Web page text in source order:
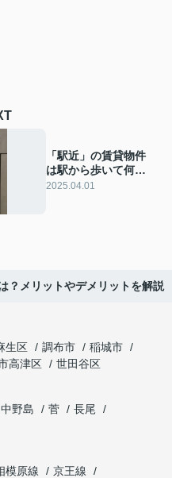
「駅近」の賃貸物件
は駅から歩いて何
分？住むメリットと
2025.04.01
？メリットやデメリットを解説
生区 調布市
稲城市
高津区
世田谷区
中野島 菅
長尾
模原線
京王線